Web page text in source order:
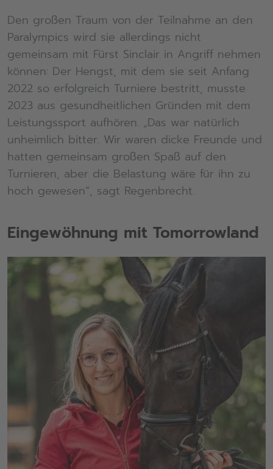
Den großen Traum von der Teilnahme an den
Paralympics wird sie allerdings nicht
gemeinsam mit Fürst Sinclair in Angriff nehmen
können: Der Hengst, mit dem sie seit Anfang
2022 so erfolgreich Turniere bestritt, musste
2023 aus gesundheitlichen Gründen mit dem
Leistungssport aufhören. „Das war natürlich
unheimlich bitter. Wir waren dicke Freunde und
hatten gemeinsam großen Spaß auf den
Turnieren, aber die Belastung wäre für ihn zu
hoch gewesen“, sagt Regenbrecht.
Eingewöhnung mit Tomorrowland